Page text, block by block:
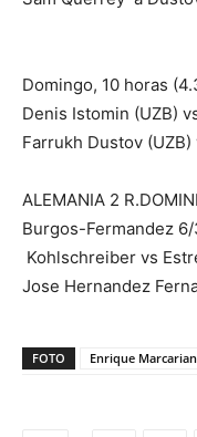
Domingo, 10 horas
Denis Istomin (UZB)
Farrukh Dustov
ALEMANIA 2
Burgos-Fermandez
Kohlschreiber vs
Jose Hernandez
FOTO Enrique